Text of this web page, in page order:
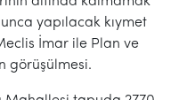
yapılacak kıymet
İmar ile Plan ve
görüşülmesi.